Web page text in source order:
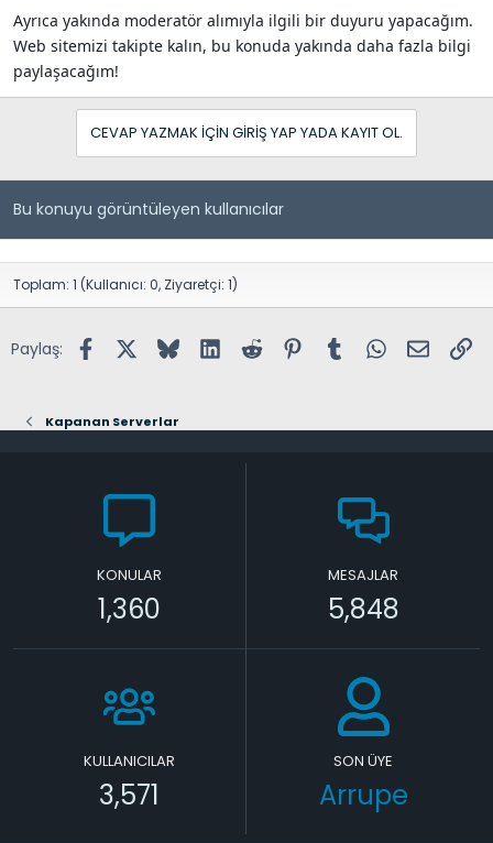
Ayrıca yakında moderatör alımıyla ilgili bir duyuru yapacağım.
Web sitemizi takipte kalın, bu konuda yakında daha fazla bilgi
paylaşacağım!
CEVAP YAZMAK IÇIN GIRIŞ YAP YADA KAYIT OL.
Bu konuyu görüntüleyen kullanıcılar
Toplam: 1 (Kullanıcı: 0, Ziyaretçi: 1)
Paylaş: FacebookX (Twitter)
BlueskyLinkedInReddit PinterestTumblr WhatsApp
E-posta
Kapanan Serverlar
KONULAR
1,360
MESAJLAR
5,848
KULLANICILAR
3,571
SON ÜYE
Arrupe